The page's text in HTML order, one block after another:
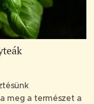
meg a természet a